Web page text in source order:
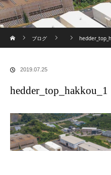
ブログ
2019.07.25
hedder_top_hakkou_1